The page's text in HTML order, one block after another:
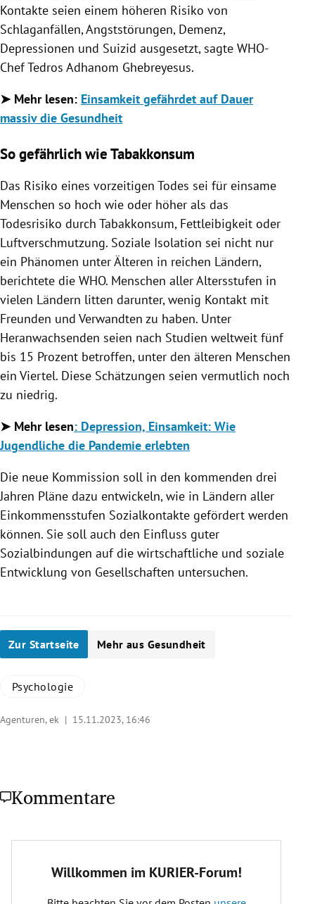
Kontakte seien einem höheren Risiko von
Schlaganfällen, Angststörungen, Demenz,
Depressionen und Suizid ausgesetzt, sagte WHO-
Chef Tedros Adhanom Ghebreyesus.
➤ Mehr lesen: Einsamkeit gefährdet auf Dauer
massiv die Gesundheit
So gefährlich wie Tabakkonsum
Das Risiko eines vorzeitigen Todes sei für einsame
Menschen so hoch wie oder höher als das
Todesrisiko durch Tabakkonsum, Fettleibigkeit oder
Luftverschmutzung. Soziale Isolation sei nicht nur
ein Phänomen unter Älteren in reichen Ländern,
berichtete die WHO. Menschen aller Altersstufen in
vielen Ländern litten darunter, wenig Kontakt mit
Freunden und Verwandten zu haben. Unter
Heranwachsenden seien nach Studien weltweit fünf
bis 15 Prozent betroffen, unter den älteren Menschen
ein Viertel. Diese Schätzungen seien vermutlich noch
zu niedrig.
➤ Mehr lesen: Depression, Einsamkeit: Wie
Jugendliche die Pandemie erlebten
Die neue Kommission soll in den kommenden drei
Jahren Pläne dazu entwickeln, wie in Ländern aller
Einkommensstufen Sozialkontakte gefördert werden
können. Sie soll auch den Einfluss guter
Sozialbindungen auf die wirtschaftliche und soziale
Entwicklung von Gesellschaften untersuchen.
Zur Startseite Mehr aus Gesundheit
Psychologie
Agenturen, ek | 15.11.2023, 16:46
Kommentare